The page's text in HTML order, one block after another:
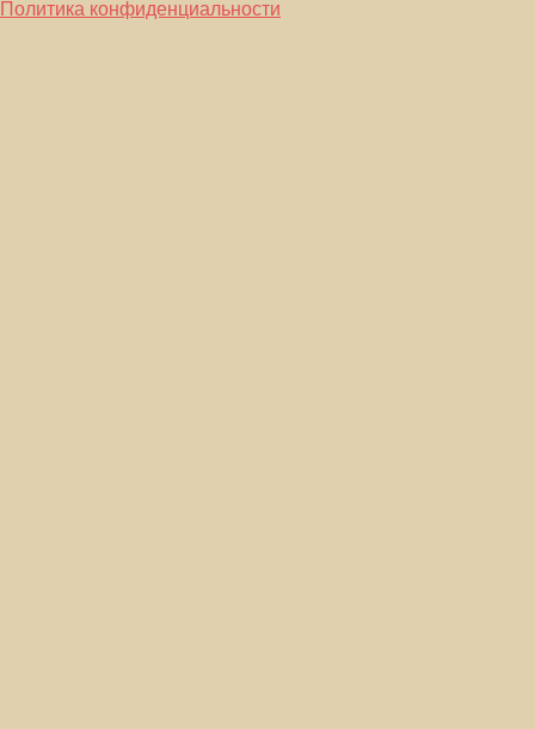
Политика конфиденциальности